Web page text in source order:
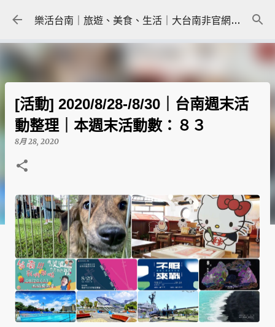
跳到主要內容 樂活台南｜旅遊、美食、生活｜大台南非官網｜tainanlohas.cc
[活動] 2020/8/28-/8/30｜台南週末活
動整理｜本週末活動數：８３
8月 28, 2020